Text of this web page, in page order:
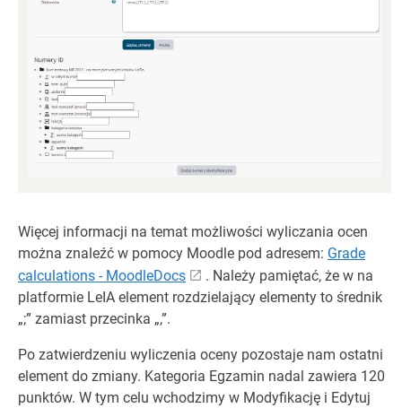
Więcej informacji na temat możliwości wyliczania ocen
można znaleźć w pomocy Moodle pod adresem: Grade
calculations - MoodleDocs
. Należy pamiętać, że w na
platformie LeIA element rozdzielający elementy to średnik
„;” zamiast przecinka „,”.
Po zatwierdzeniu wyliczenia oceny pozostaje nam ostatni
element do zmiany. Kategoria Egzamin nadal zawiera 120
punktów. W tym celu wchodzimy w Modyfikację i Edytuj